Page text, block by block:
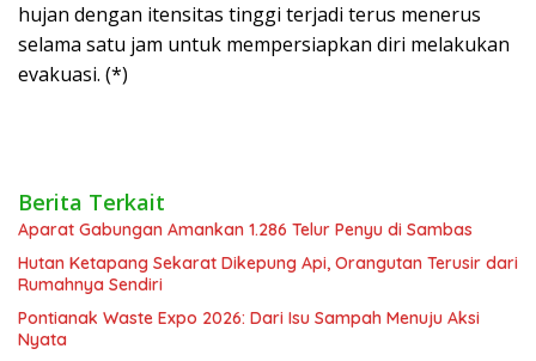
hujan dengan itensitas tinggi terjadi terus menerus
selama satu jam untuk mempersiapkan diri melakukan
evakuasi. (*)
Berita Terkait
Aparat Gabungan Amankan 1.286 Telur Penyu di Sambas
Hutan Ketapang Sekarat Dikepung Api, Orangutan Terusir dari
Rumahnya Sendiri
Pontianak Waste Expo 2026: Dari Isu Sampah Menuju Aksi
Nyata